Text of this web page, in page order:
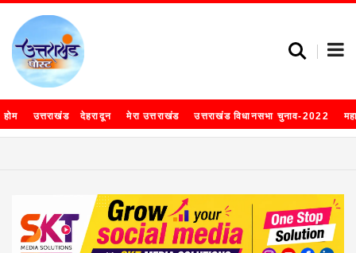
होम उत्तराखंड देहरादून मेरा उत्तराखंड उत्तराखंड विधानसभा चुनाव-2022